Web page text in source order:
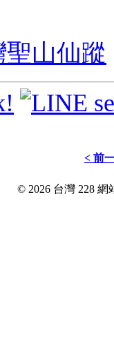
聖山仙蹤
< 前
© 2026 台灣 228 網